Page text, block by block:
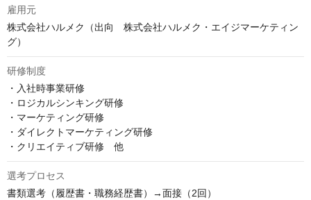
雇用元
株式会社ハルメク（出向　株式会社ハルメク・エイジマーケティン
グ）
研修制度
・入社時事業研修
・ロジカルシンキング研修
・マーケティング研修
・ダイレクトマーケティング研修
・クリエイティブ研修　他
選考プロセス
書類選考（履歴書・職務経歴書）→面接（2回）